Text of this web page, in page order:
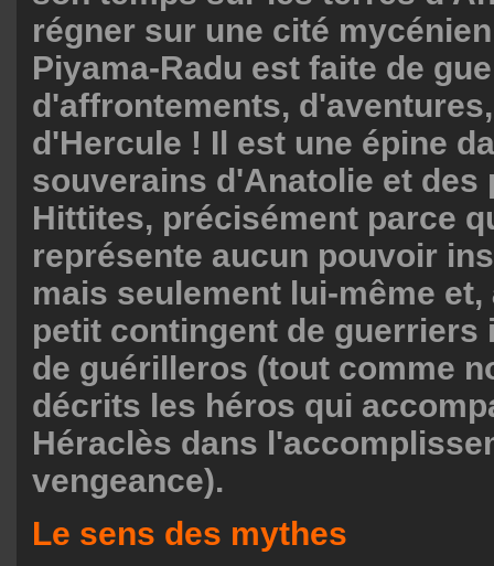
régner sur une cité
Piyama-Radu est faite de
d'affrontements,
d'Hercule ! Il est une épine
souverains d'Anatolie et des
Hittites, précisément parce
représente aucun pouvoir
mais seulement lui-même
petit contingent de guerriers
de guérilleros (tout comme
décrits les héros qui
Héraclès dans
vengeance).
Le sens des mythes